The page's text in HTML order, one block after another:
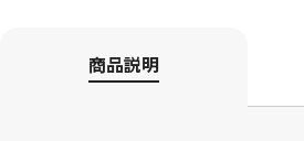
商品説明